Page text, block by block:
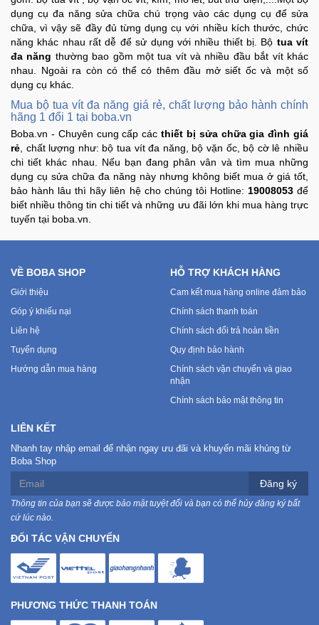
dụng cụ đa năng sửa chữa chú trọng vào các dụng cụ để sửa
chữa, vì vậy sẽ đầy đủ từng dụng cụ với nhiều kích thước, chức
năng khác nhau rất dễ để sử dụng với nhiều thiết bị. Bộ tua vít
đa năng thường bao gồm một tua vít và nhiều đầu bắt vít khác
nhau. Ngoài ra còn có thể có thêm đầu mở siết ốc và một số
dụng cụ khác.
Mua bộ tua vít đa năng giá rẻ, chất lượng bảo hành chính
hãng 1 đổi 1 tại boba.vn
Boba.vn - Chuyên cung cấp các thiết bị sửa chữa gia đình giá
rẻ , chất lượng như: bộ tua vít đa năng, bộ vặn ốc, bộ cờ lê nhiều
chi tiết khác nhau. Nếu bạn đang phân vân và tìm mua những
dụng cụ sửa chữa đa năng này nhưng không biết mua ở giá tốt,
bảo hành lâu thì hãy liên hệ cho chúng tôi Hotline: 19008053để
biết nhiều thông tin chi tiết và những ưu đãi lớn khi mua hàng trực
tuyến tại boba.vn.
VỀ BOBA SHOP
Giới thiệu
Góp ý khiếu nại
Liên hệ
Tuyển dụng
Hướng dẫn mua hàng
HỖ TRỢ KHÁCH HÀNG
Cam kết mua hàng online đảm bảo
Chính sách thanh toán
Chính sách đổi trả hoàn tiền
Quy định bảo hành
Chính sách vận chuyển và giao
nhận
Chính sách bảo mật thông tin
LIÊN KẾT
Nhanh tay nhập email để nhận ngay ưu đãi và khuyến mãi khủng từ
Boba Shop
Đăng ký
Thông tin của bạn sẽ được bảo mật tuyệt đối và bạn có thể hủy đăng ký bất
cứ lúc nào.
ĐỐI TÁC VẬN CHUYỂN
PHƯƠNG THỨC THANH TOÁN